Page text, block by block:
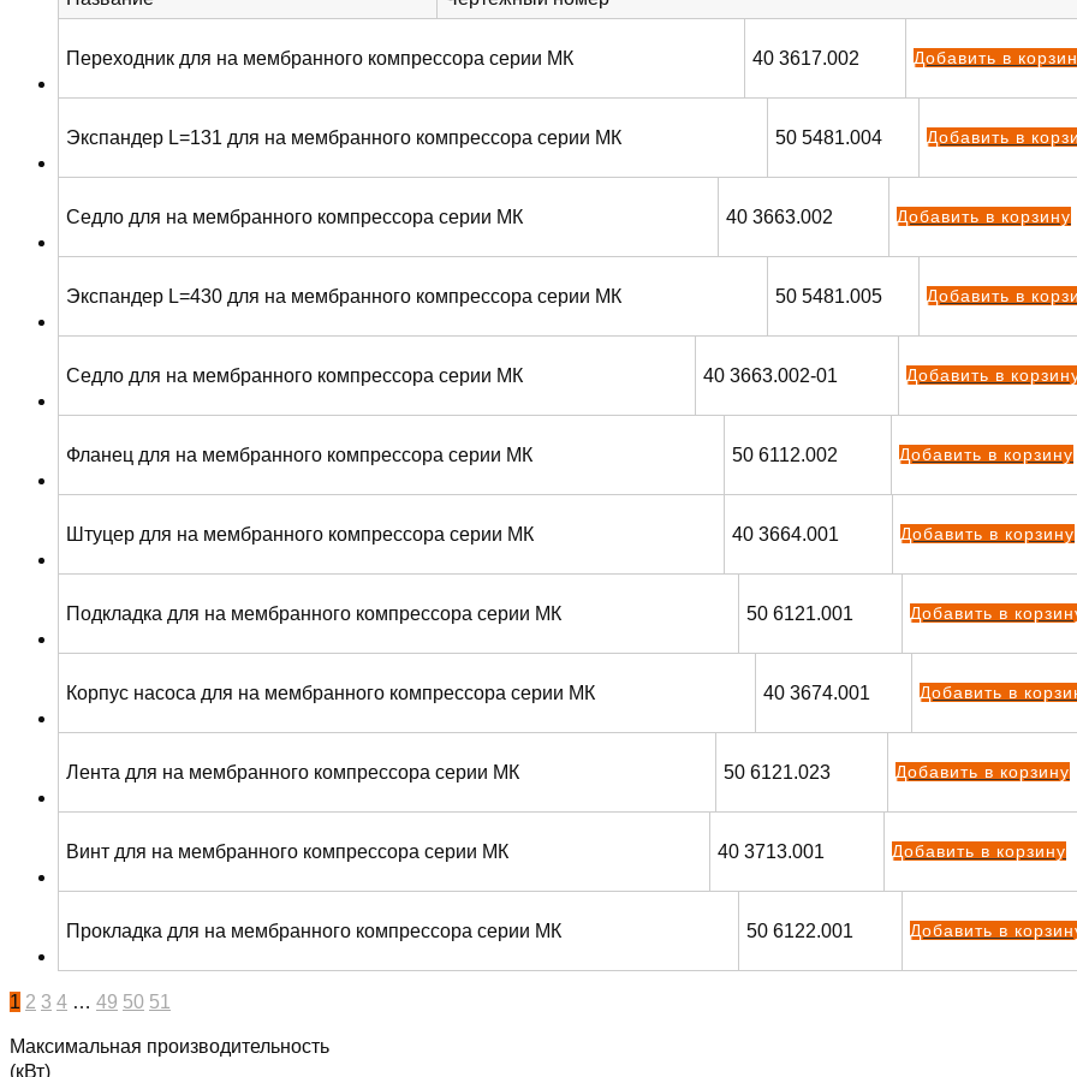
Переходник для на мембранного компрессора серии МК 40 3617.002 Добавить в
Экспандер L=131 для на мембранного компрессора серии МК 50 5481.004 Добавить в
Седло для на мембранного компрессора серии МК 40 3663.002 Добавить в корзину
Экспандер L=430 для на мембранного компрессора серии МК 50 5481.005 Добавить в
Седло для на мембранного компрессора серии МК 40 3663.002-01 Добавить в
Фланец для на мембранного компрессора серии МК 50 6112.002 Добавить в корзину
Штуцер для на мембранного компрессора серии МК 40 3664.001 Добавить в корзину
Подкладка для на мембранного компрессора серии МК 50 6121.001 Добавить в
Корпус насоса для на мембранного компрессора серии МК 40 3674.001 Добавить в
Лента для на мембранного компрессора серии МК 50 6121.023 Добавить в корзину
Винт для на мембранного компрессора серии МК 40 3713.001 Добавить в корзину
Прокладка для на мембранного компрессора серии МК 50 6122.001 Добавить в
1 2 3 4 … 49 50 51
Максимальная производительность
(кВт)